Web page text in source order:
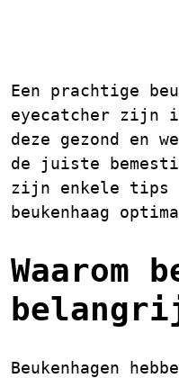
Een prachtige
eyecatcher zijn
deze gezond en
de juiste
zijn enkele tips
beukenhaag
Waarom
Beukenhagen